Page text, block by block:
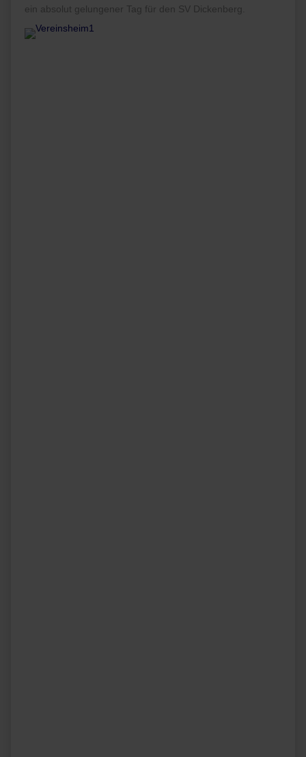
ein absolut gelungener Tag für den SV Dickenberg.